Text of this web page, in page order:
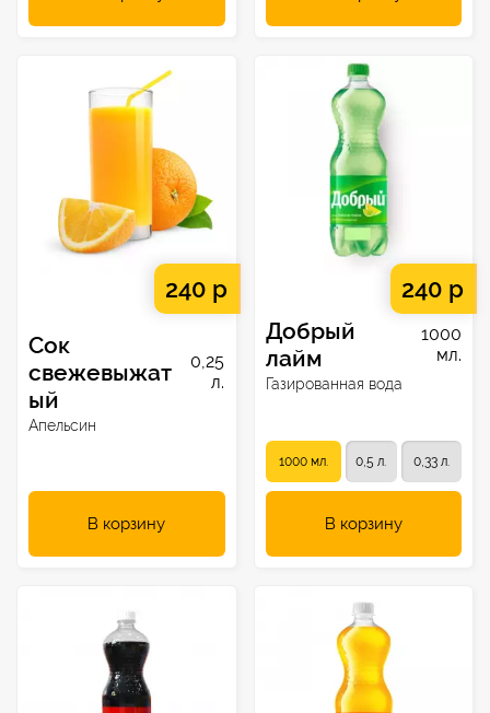
240 р
Сок
свежевыжат
ый
0,25
л.
Апельсин
В корзину
240 р
Добрый
лайм
1000
мл.
Газированная вода
1000 мл. 0,5 л. 0,33 л.
В корзину